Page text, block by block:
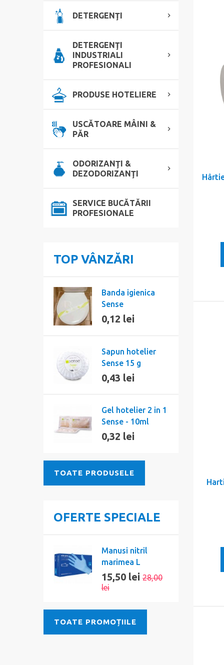
DETERGENŢI
DETERGENŢI
INDUSTRIALI
PROFESIONALI
PRODUSE HOTELIERE
USCĂTOARE MÂINI &
PĂR
ODORIZANŢI &
DEZODORIZANŢI
SERVICE BUCĂTĂRII
PROFESIONALE
TOP VÂNZĂRI
Banda igienica
Sense
0,12 lei
Sapun hotelier
Sense 15 g
0,43 lei
Gel hotelier 2 in 1
Sense - 10ml
0,32 lei
TOATE PRODUSELE
OFERTE SPECIALE
Manusi nitril
marimea L
15,50 lei28,00
lei
TOATE PROMOȚIILE